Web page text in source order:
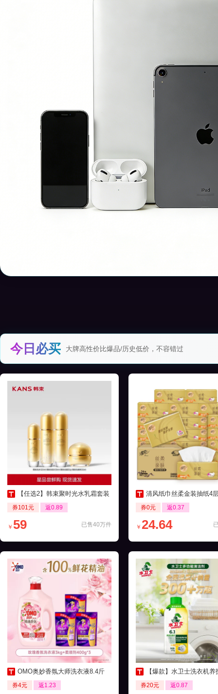
今日必买 大牌高性价比爆品/历史低价，不容错过
【任选2】韩束聚时光水乳霜套装
券101元 返0.89
已售40万件
￥ 59
清风纸巾丝柔金装抽纸4层24包家
券0元 返0.37
￥ 24.64
OMO奥妙香氛大师洗衣液8.4斤
券4元 返1.23
【爆款】水卫士洗衣机养护液
券20元 返0.87